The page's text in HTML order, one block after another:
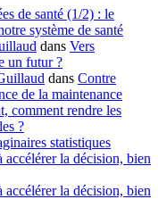
de santé (1/2) : le
système de santé
dans Vers
un futur ?
dans Contre
de la maintenance
comment rendre les
?
statistiques
accélérer la décision, bien
accélérer la décision, bien